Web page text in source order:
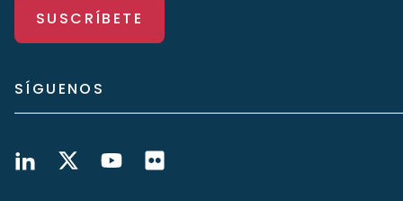
SUSCRÍBETE
SÍGUENOS